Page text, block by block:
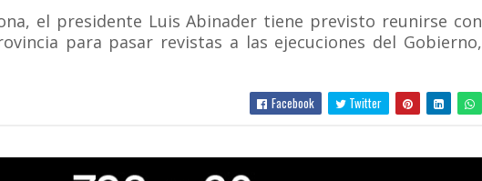
el presidente Luis Abinader tiene previsto reunirse con
para pasar revistas a las ejecuciones del Gobierno,
Facebook Twitter